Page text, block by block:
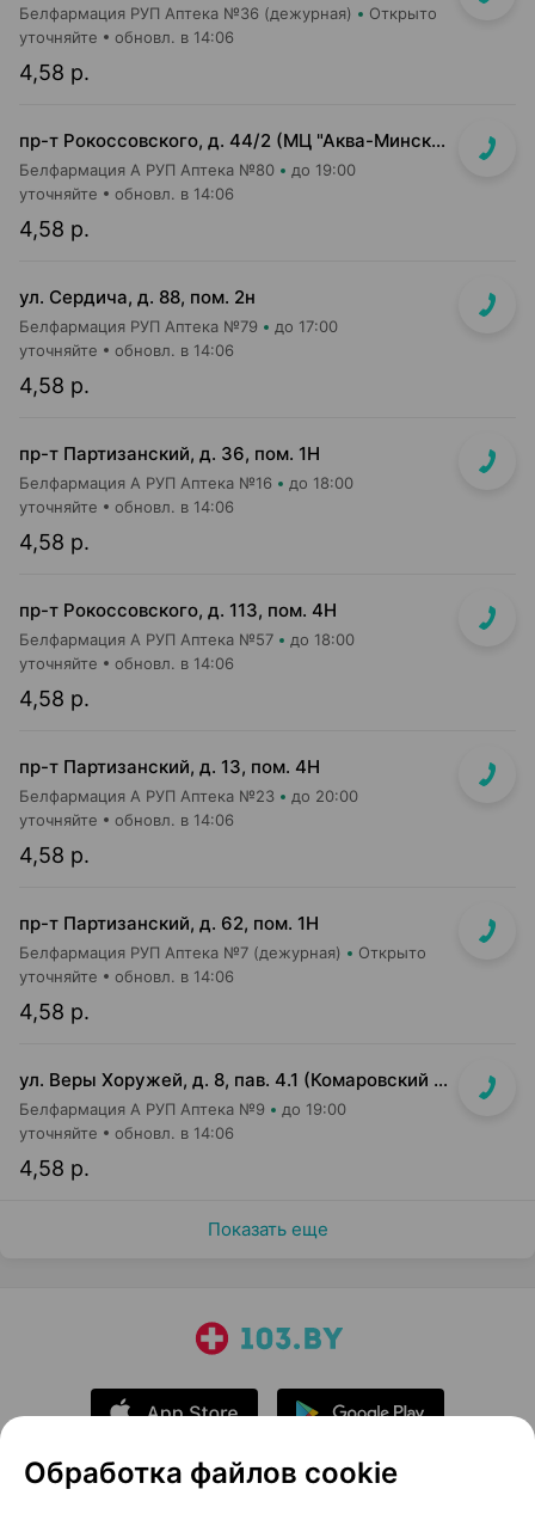
Белфармация РУП Аптека №36 (дежурная) Открыто
4,58 р.
уточняйте обновл. в 14:06
пр-т Рокоссовского, д. 44/2 (МЦ "Аква-Минск клиника", 3 эт.)
Белфармация А РУП Аптека №80 до 19:00
4,58 р.
уточняйте обновл. в 14:06
ул. Сердича, д. 88, пом. 2н
Белфармация РУП Аптека №79 до 17:00
4,58 р.
уточняйте обновл. в 14:06
пр-т Партизанский, д. 36, пом. 1Н
Белфармация А РУП Аптека №16 до 18:00
4,58 р.
уточняйте обновл. в 14:06
пр-т Рокоссовского, д. 113, пом. 4Н
Белфармация А РУП Аптека №57 до 18:00
4,58 р.
уточняйте обновл. в 14:06
пр-т Партизанский, д. 13, пом. 4Н
Белфармация А РУП Аптека №23 до 20:00
4,58 р.
уточняйте обновл. в 14:06
пр-т Партизанский, д. 62, пом. 1Н
Белфармация РУП Аптека №7 (дежурная) Открыто
4,58 р.
уточняйте обновл. в 14:06
ул. Веры Хоружей, д. 8, пав. 4.1 (Комаровский р-к, 1-й этаж)
Белфармация А РУП Аптека №9 до 19:00
4,58 р.
уточняйте обновл. в 14:06
Показать еще
Обработка файлов cookie